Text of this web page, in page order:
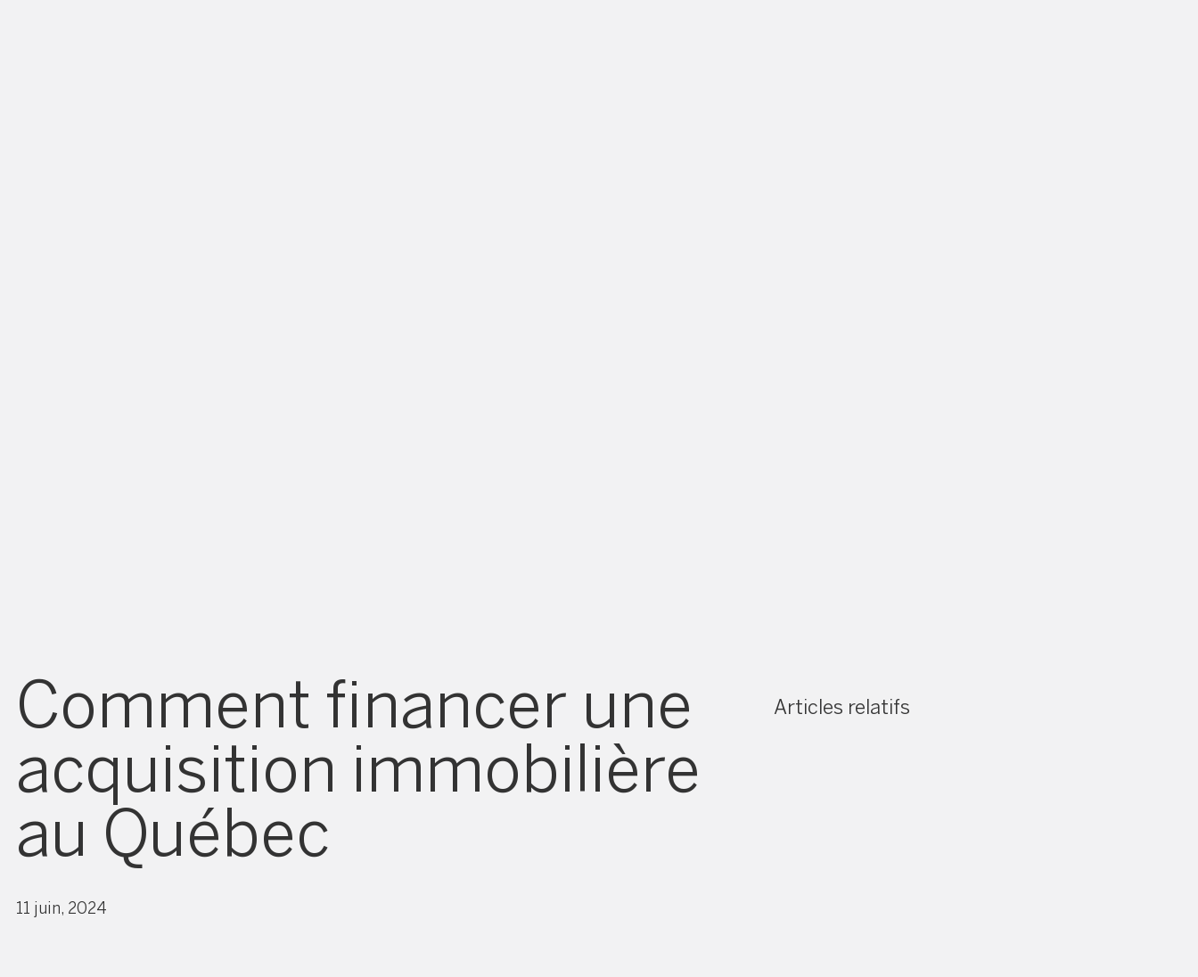
Comment financer une
acquisition immobilière
au Québec
11 juin, 2024
Articles relatifs